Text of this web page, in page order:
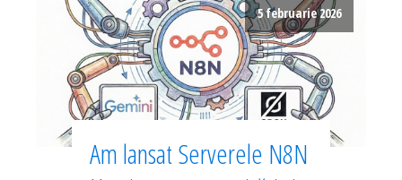
5 februarie 2026
Am lansat Serverele N8N